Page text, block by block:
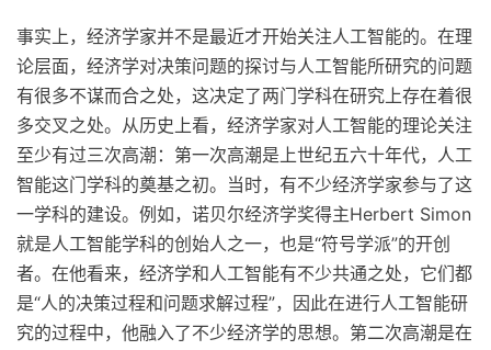
事实上，经济学家并不是最近才开始关注人工智能的。在理
论层面，经济学对决策问题的探讨与人工智能所研究的问题
有很多不谋而合之处，这决定了两门学科在研究上存在着很
多交叉之处。从历史上看，经济学家对人工智能的理论关注
至少有过三次高潮：第一次高潮是上世纪五六十年代，人工
智能这门学科的奠基之初。当时，有不少经济学家参与了这
一学科的建设。例如，诺贝尔经济学奖得主Herbert Simon
就是人工智能学科的创始人之一，也是“符号学派”的开创
者。在他看来，经济学和人工智能有不少共通之处，它们都
是“人的决策过程和问题求解过程”，因此在进行人工智能研
究的过程中，他融入了不少经济学的思想。第二次高潮是在